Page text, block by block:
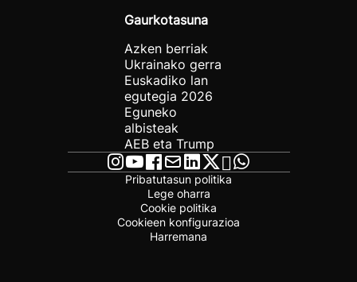
Gaurkotasuna
Azken berriak
Ukrainako gerra
Euskadiko lan
egutegia 2026
Eguneko
albisteak
AEB eta Trump
Pribatutasun politika
Lege oharra
Cookie politika
Cookieen konfigurazioa
Harremana